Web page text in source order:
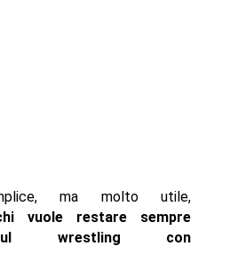
ma molto utile,
vuole restare sempre
wrestling con